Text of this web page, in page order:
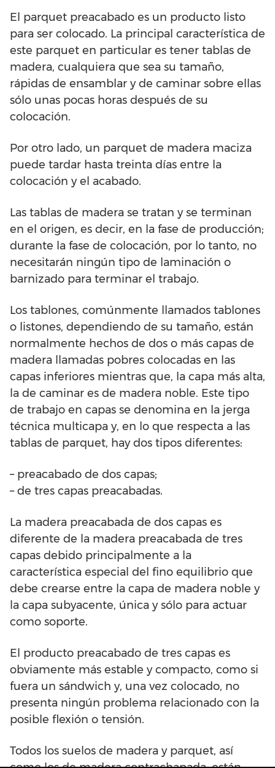
El parquet preacabado es un producto listo
para ser colocado. La principal característica de
este parquet en particular es tener tablas de
madera, cualquiera que sea su tamaño,
rápidas de ensamblar y de caminar sobre ellas
sólo unas pocas horas después de su
colocación.
Por otro lado, un parquet de madera maciza
puede tardar hasta treinta días entre la
colocación y el acabado.
Las tablas de madera se tratan y se terminan
en el origen, es decir, en la fase de producción;
durante la fase de colocación, por lo tanto, no
necesitarán ningún tipo de laminación o
barnizado para terminar el trabajo.
Los tablones, comúnmente llamados tablones
o listones, dependiendo de su tamaño, están
normalmente hechos de dos o más capas de
madera llamadas pobres colocadas en las
capas inferiores mientras que, la capa más alta,
la de caminar es de madera noble. Este tipo
de trabajo en capas se denomina en la jerga
técnica multicapa y, en lo que respecta a las
tablas de parquet, hay dos tipos diferentes:
– preacabado de dos capas;
– de tres capas preacabadas.
La madera preacabada de dos capas es
diferente de la madera preacabada de tres
capas debido principalmente a la
característica especial del fino equilibrio que
debe crearse entre la capa de madera noble y
la capa subyacente, única y sólo para actuar
como soporte.
El producto preacabado de tres capas es
obviamente más estable y compacto, como si
fuera un sándwich y, una vez colocado, no
presenta ningún problema relacionado con la
posible flexión o tensión.
Todos los suelos de madera y parquet, así